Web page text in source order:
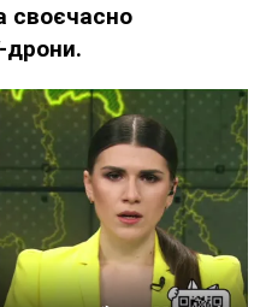
своєчасно
дрони.